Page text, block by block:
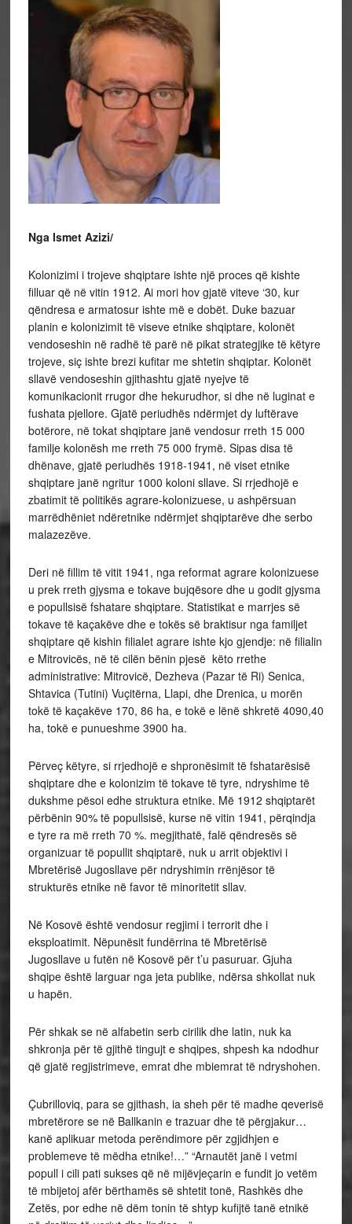
Nga Ismet Azizi/
Kolonizimi i trojeve shqiptare ishte një proces që kishte
filluar që në vitin 1912. Ai mori hov gjatë viteve ‘30, kur
qëndresa e armatosur ishte më e dobët. Duke bazuar
planin e kolonizimit të viseve etnike shqiptare, kolonët
vendoseshin në radhë të parë në pikat strategjike të këtyre
trojeve, siç ishte brezi kufitar me shtetin shqiptar. Kolonët
sllavë vendoseshin gjithashtu gjatë nyejve të
komunikacionit rrugor dhe hekurudhor, si dhe në luginat e
fushata pjellore. Gjatë periudhës ndërmjet dy luftërave
botërore, në tokat shqiptare janë vendosur rreth 15 000
familje kolonësh me rreth 75 000 frymë. Sipas disa të
dhënave, gjatë periudhës 1918-1941, në viset etnike
shqiptare janë ngritur 1000 koloni sllave. Si rrjedhojë e
zbatimit të politikës agrare-kolonizuese, u ashpërsuan
marrëdhëniet ndëretnike ndërmjet shqiptarëve dhe serbo
malazezëve.
Deri në fillim të vitit 1941, nga reformat agrare kolonizuese
u prek rreth gjysma e tokave bujqësore dhe u godit gjysma
e popullsisë fshatare shqiptare. Statistikat e marrjes së
tokave të kaçakëve dhe e tokës së braktisur nga familjet
shqiptare që kishin filialet agrare ishte kjo gjendje: në filialin
e Mitrovicës, në të cilën bënin pjesë këto rrethe
administrative: Mitrovicë, Dezheva (Pazar të Ri) Senica,
Shtavica (Tutini) Vuçitërna, Llapi, dhe Drenica, u morën
tokë të kaçakëve 170, 86 ha, e tokë e lënë shkretë 4090,40
ha, tokë e punueshme 3900 ha.
Përveç këtyre, si rrjedhojë e shpronësimit të fshatarësisë
shqiptare dhe e kolonizim të tokave të tyre, ndryshime të
dukshme pësoi edhe struktura etnike. Më 1912 shqiptarët
përbënin 90% të popullsisë, kurse në vitin 1941, përqindja
e tyre ra më rreth 70 %. megjithatë, falë qëndresës së
organizuar të popullit shqiptarë, nuk u arrit objektivi i
Mbretërisë Jugosllave për ndryshimin rrënjësor të
strukturës etnike në favor të minoritetit sllav.
Në Kosovë është vendosur regjimi i terrorit dhe i
eksploatimit. Nëpunësit fundërrina të Mbretërisë
Jugosllave u futën në Kosovë për t’u pasuruar. Gjuha
shqipe është larguar nga jeta publike, ndërsa shkollat nuk
u hapën.
Për shkak se në alfabetin serb cirilik dhe latin, nuk ka
shkronja për të gjithë tingujt e shqipes, shpesh ka ndodhur
që gjatë regjistrimeve, emrat dhe mbiemrat të ndryshohen.
Çubrilloviq, para se gjithash, ia sheh për të madhe qeverisë
mbretërore se në Ballkanin e trazuar dhe të përgjakur…
kanë aplikuar metoda perëndimore për zgjidhjen e
problemeve të mëdha etnike!…” “Arnautët janë i vetmi
popull i cili pati sukses që në mijëvjeçarin e fundit jo vetëm
të mbijetoj afër bërthamës së shtetit tonë, Rashkës dhe
Zetës, por edhe në dëm tonin të shtyp kufijtë tanë etnikë